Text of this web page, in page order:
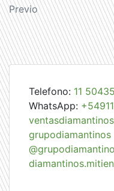
de
entradas
Previo
Telefono: 11
WhatsApp:
grupodiamantinos